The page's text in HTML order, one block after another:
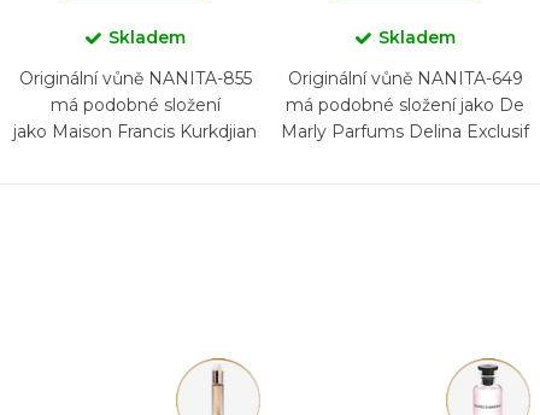
Skladem
Originální vůně NANITA-855
má podobné složení
jako Maison Francis Kurkdjian
Skladem
Originální vůně NANITA-649
má podobné složení jako De
Marly Parfums Delina Exclusif